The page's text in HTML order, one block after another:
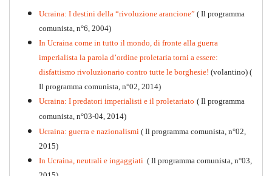
Ucraina: I destini della “rivoluzione arancione” ( Il programma
comunista, n°6, 2004)
In Ucraina come in tutto il mondo, di fronte alla guerra
imperialista la parola d’ordine proletaria torni a essere:
disfattismo rivoluzionario contro tutte le borghesie! (volantino) (
Il programma comunista, n°02, 2014)
Ucraina: I predatori imperialisti e il proletariato ( Il programma
comunista, n°03-04, 2014)
Ucraina: guerra e nazionalismi ( Il programma comunista, n°02,
2015)
In Ucraina, neutrali e ingaggiati ( Il programma comunista, n°03,